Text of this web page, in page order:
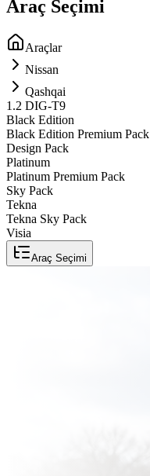
Araç Seçimi
Araçlar
Nissan
Qashqai
1.2 DIG-T9
Black Edition
Black Edition Premium Pack
Design Pack
Platinum
Platinum Premium Pack
Sky Pack
Tekna
Tekna Sky Pack
Visia
Araç Seçimi